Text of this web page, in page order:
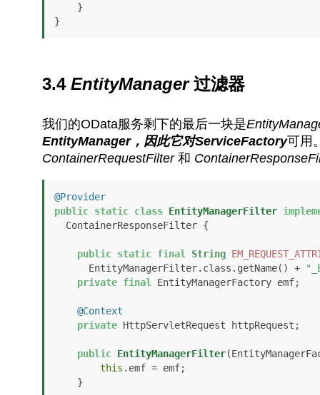
3.4 EntityManager过滤器
我们的OData服务剩下的最后一块是
EntityManager，因此它对ServiceFactory可用
ContainerRequestFilter和
@Provider
public static class EntityManagerFilter
public static final String
      EntityManagerFilter.class.getName() +
private final EntityManagerFactory emf;
@Context
private HttpServletRequest httpRequest;
public EntityManagerFilter
this .emf = emf;